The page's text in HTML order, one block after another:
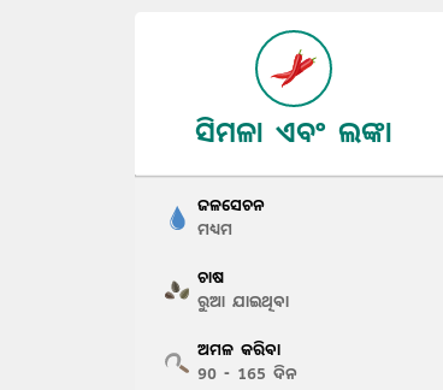
ସିମଳା ଏବଂ ଲଙ୍କା
ଜଳସେଚନ
ମଧ୍ୟମ
ଚାଷ
ରୁଆ ଯାଇଥିବା
ଅମଳ କରିବା
90 - 165 ଦିନ